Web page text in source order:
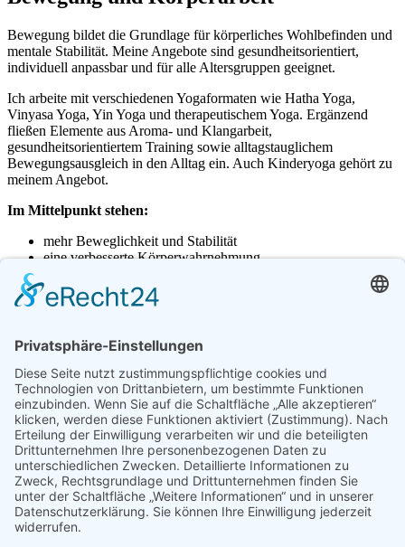
Bewegung bildet die Grundlage für körperliches Wohlbefinden und
mentale Stabilität. Meine Angebote sind gesundheitsorientiert,
individuell anpassbar und für alle Altersgruppen geeignet.
Ich arbeite mit verschiedenen Yogaformaten wie Hatha Yoga,
Vinyasa Yoga, Yin Yoga und therapeutischem Yoga. Ergänzend
fließen Elemente aus Aroma- und Klangarbeit,
gesundheitsorientiertem Training sowie alltagstauglichem
Bewegungsausgleich in den Alltag ein. Auch Kinderyoga gehört zu
meinem Angebot.
Im Mittelpunkt stehen:
mehr Beweglichkeit und Stabilität
eine verbesserte Körperwahrnehmung
Unterstützung bei der Schmerzprävention und körperlichen
Entlastung
Stressmanagement
Ein ausgeglichenes Nervensystem und mentale Stärke sind
entscheidend für Gesundheit und Lebensqualität. In diesem Bereich
liegt der Schwerpunkt auf Regeneration, innerer Ruhe und
nachhaltiger Selbstregulation.
Meine Angebote umfassen Entspannungstraining,
Stressmanagement, Resilienz-Training sowie achtsamkeitsbasierte
Methoden zur Förderung mentaler Gesundheit. Ergänzend biete ich
gezielte Regenerationsangebote für Körper und Nervensystem an.